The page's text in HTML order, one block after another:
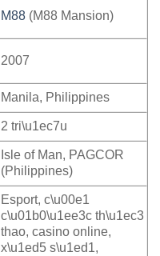
M88(M88 Mansion)
2007
Manila, Philippines
2 tri\u1ec7u
Isle of Man, PAGCOR
(Philippines)
Esport, c\u00e1
c\u01b0\u1ee3c th\u1ec3
thao, casino online,
x\u1ed5 s\u1ed1,